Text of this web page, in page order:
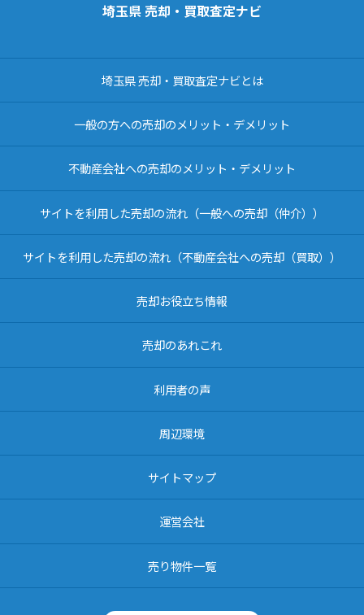
埼玉県 売却・買取査定ナビ
埼玉県 売却・買取査定ナビとは
一般の方への売却のメリット・デメリット
不動産会社への売却のメリット・デメリット
サイトを利用した売却の流れ（一般への売却（仲介））
サイトを利用した売却の流れ（不動産会社への売却（買取））
売却お役立ち情報
売却のあれこれ
利用者の声
周辺環境
サイトマップ
運営会社
売り物件一覧